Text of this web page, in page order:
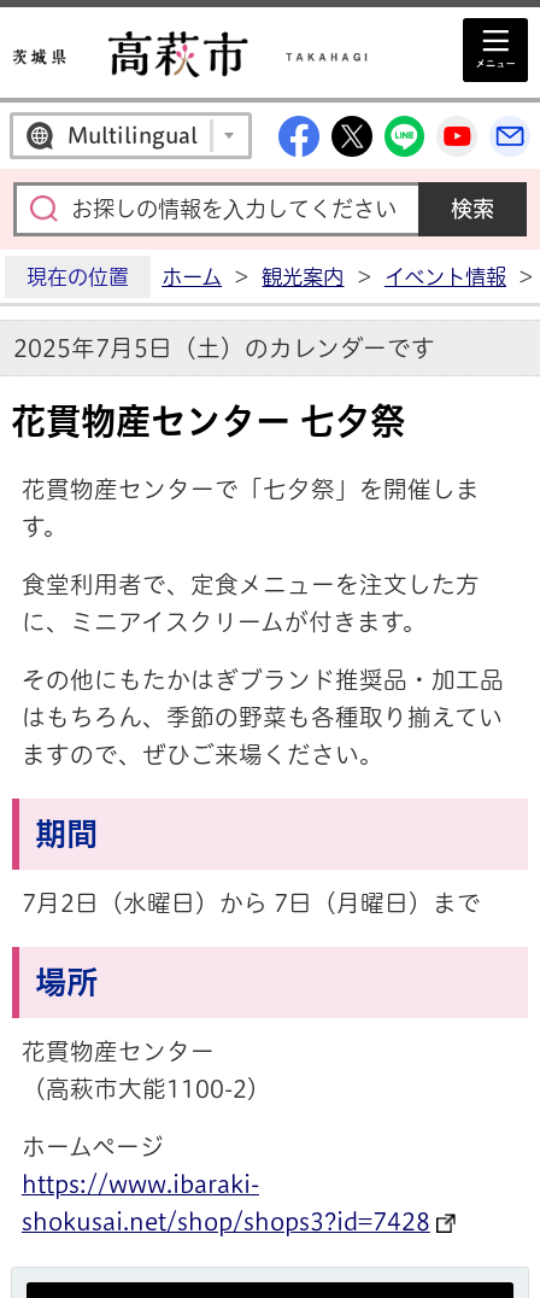
Multilingual 高萩市公式
高萩市公式X
高萩市
高
現在の位置 ホーム > 観光案内 > イベント情報 >
2025年7月5日（土）のカレンダーです
花貫物産センター 七夕祭
花貫物産センターで「七夕祭」を開催しま
す。
食堂利用者で、定食メニューを注文した方
に、ミニアイスクリームが付きます。
その他にもたかはぎブランド推奨品・加工品
はもちろん、季節の野菜も各種取り揃えてい
ますので、ぜひご来場ください。
期間
7月2日（水曜日）から 7日（月曜日）まで
場所
花貫物産センター
（高萩市大能1100-2）
ホームページ
https://www.ibaraki-
shokusai.net/shop/shops3?id=7428